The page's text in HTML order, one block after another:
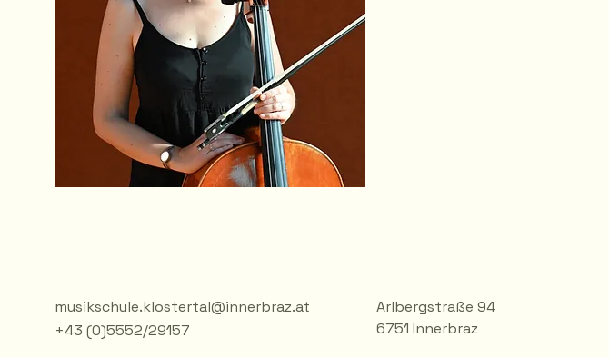
musikschule.klostertal@innerbraz.at
+43 (0)5552/29157
Arlbergstraße 94
6751 Innerbraz